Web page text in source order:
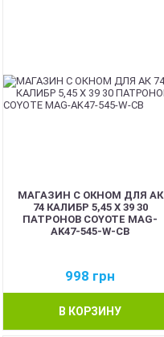
МАГАЗИН С ОКНОМ ДЛЯ АК
74 КАЛИБР 5,45 Х 39 30
ПАТРОНОВ COYOTE MAG-
AK47-545-W-CB
998 грн
В КОРЗИНУ